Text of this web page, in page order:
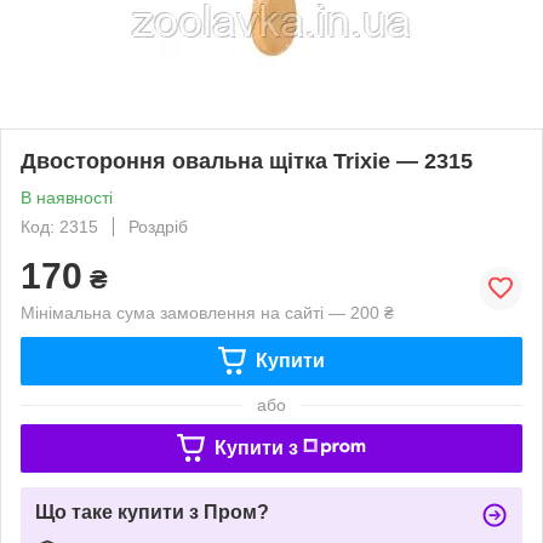
Двостороння овальна щітка Trixie — 2315
В наявності
Код: 2315
Роздріб
170 ₴
Мінімальна сума замовлення на сайті — 200 ₴
Купити
або
Купити з
Що таке купити з Пром?